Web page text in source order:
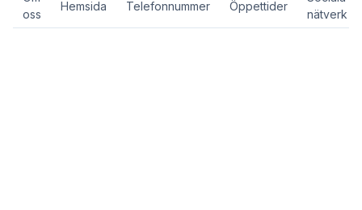
oss
Hemsida Telefonnummer Öppettider
nätverk